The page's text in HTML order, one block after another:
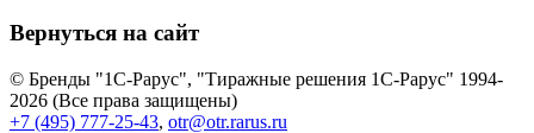
Вернуться на сайт
© Бренды "1С-Рарус", "Тиражные решения 1С-Рарус" 1994-
2026 (Все права защищены)
+7 (495) 777-25-43, otr@otr.rarus.ru